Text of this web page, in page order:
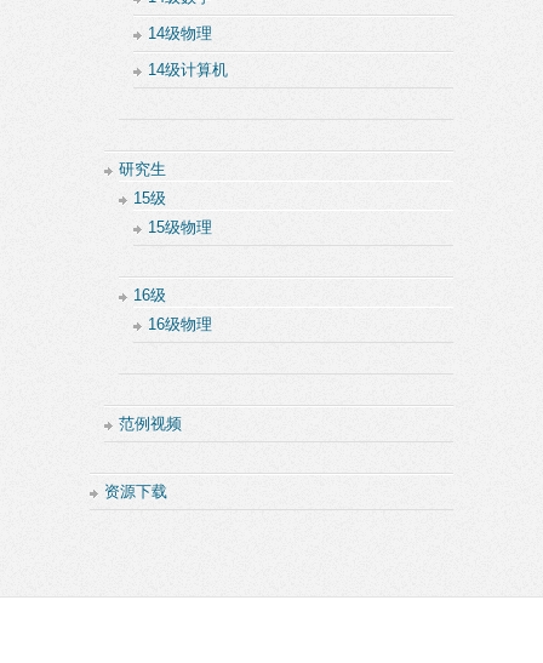
14级物理
14级计算机
研究生
15级
15级物理
16级
16级物理
范例视频
资源下载